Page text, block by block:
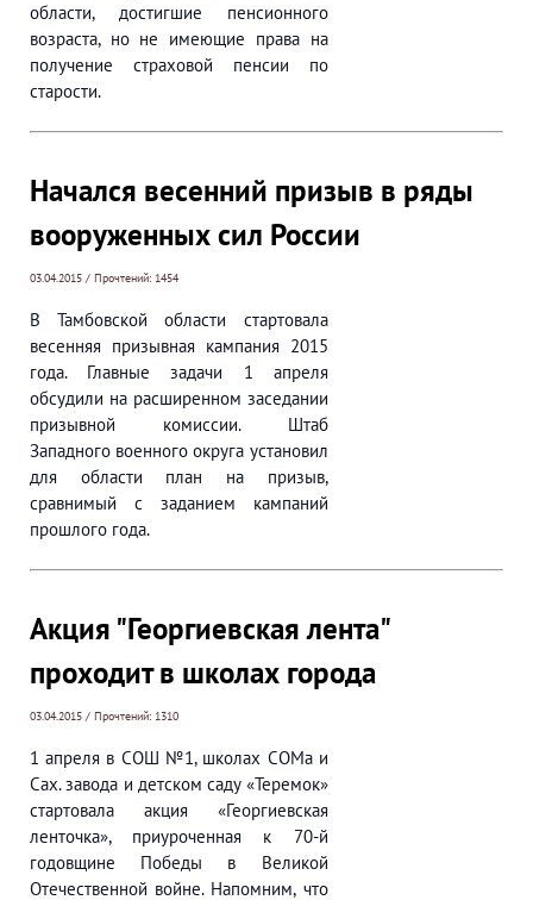
области, достигшие пенсионного
возраста, но не имеющие права на
получение страховой пенсии по
старости.
Начался весенний призыв в ряды
вооруженных сил России
03.04.2015 / Прочтений: 1454
В Тамбовской области стартовала
весенняя призывная кампания 2015
года. Главные задачи 1 апреля
обсудили на расширенном заседании
призывной комиссии. Штаб
Западного военного округа установил
для области план на призыв,
сравнимый с заданием кампаний
прошлого года.
Акция "Георгиевская лента"
проходит в школах города
03.04.2015 / Прочтений: 1310
1 апреля в СОШ №1, школах СОМа и
Сах. завода и детском саду «Теремок»
стартовала акция «Георгиевская
ленточка», приуроченная к 70-й
годовщине Победы в Великой
Отечественной войне. Напомним, что